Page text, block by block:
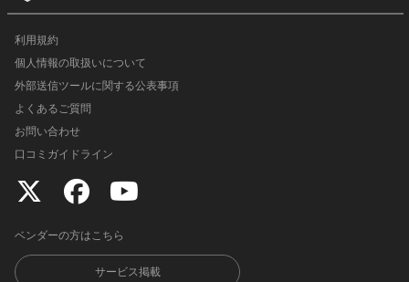
利用規約
個人情報の取扱いについて
外部送信ツールに関する公表事項
よくあるご質問
お問い合わせ
口コミガイドライン
ベンダーの方はこちら
サービス掲載